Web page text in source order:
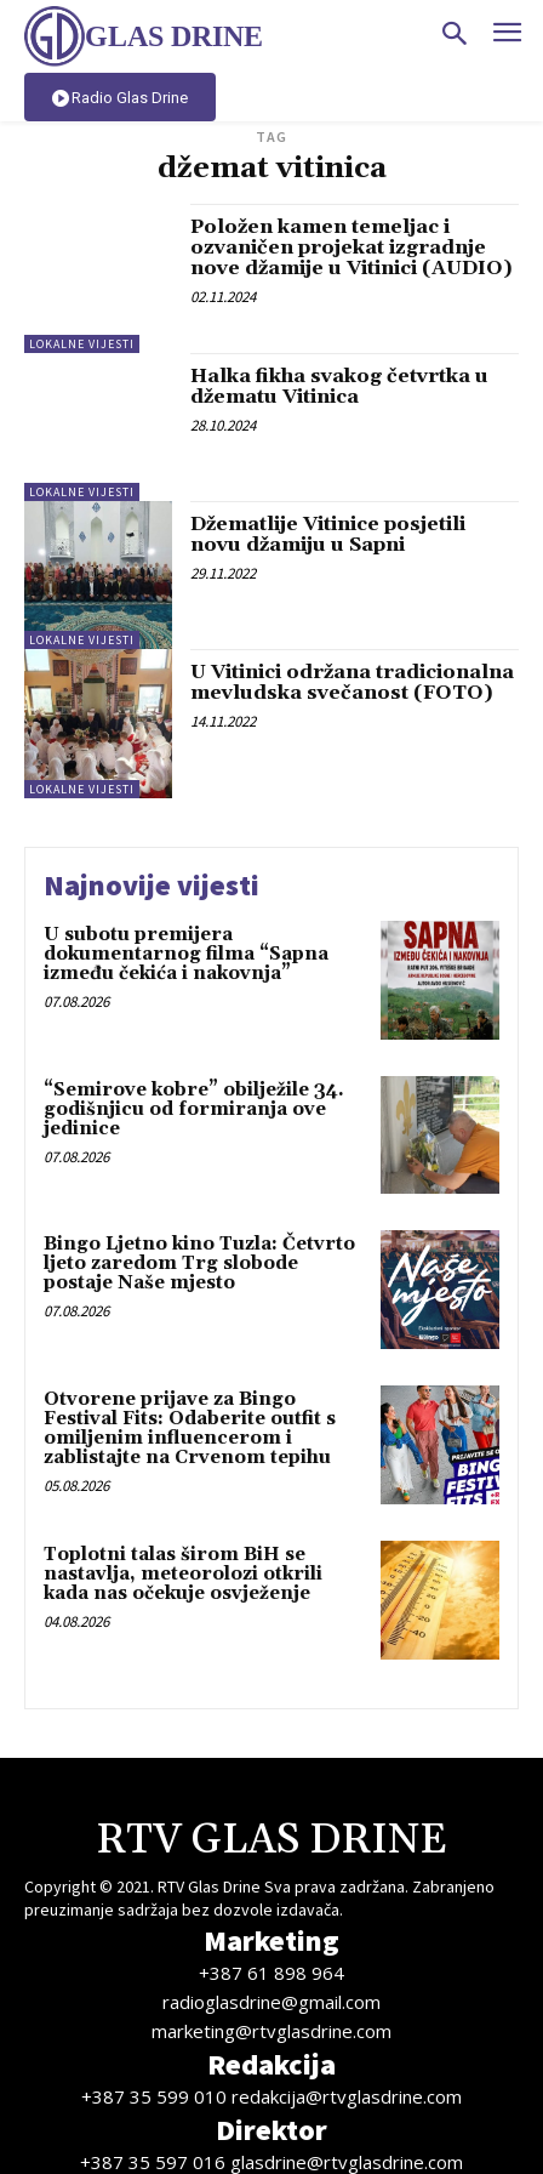
GLAS DRINE
Radio Glas Drine
TAG
džemat vitinica
LOKALNE VIJESTI
Položen kamen temeljac i
ozvaničen projekat izgradnje
nove džamije u Vitinici (AUDIO)
02.11.2024
LOKALNE VIJESTI
Halka fikha svakog četvrtka u
džematu Vitinica
28.10.2024
LOKALNE VIJESTI
Džematlije Vitinice posjetili
novu džamiju u Sapni
29.11.2022
LOKALNE VIJESTI
U Vitinici održana tradicionalna
mevludska svečanost (FOTO)
14.11.2022
Najnovije vijesti
U subotu premijera
dokumentarnog filma “Sapna
između čekića i nakovnja”
07.08.2026
“Semirove kobre” obilježile 34.
godišnjicu od formiranja ove
jedinice
07.08.2026
Bingo Ljetno kino Tuzla: Četvrto
ljeto zaredom Trg slobode
postaje Naše mjesto
07.08.2026
Otvorene prijave za Bingo
Festival Fits: Odaberite outfit s
omiljenim influencerom i
zablistajte na Crvenom tepihu
05.08.2026
Toplotni talas širom BiH se
nastavlja, meteorolozi otkrili
kada nas očekuje osvježenje
04.08.2026
RTV GLAS DRINE
Copyright © 2021. RTV Glas Drine Sva prava zadržana. Zabranjeno
preuzimanje sadržaja bez dozvole izdavača.
Marketing
+387 61 898 964
radioglasdrine@gmail.com
marketing@rtvglasdrine.com
Redakcija
+387 35 599 010 redakcija@rtvglasdrine.com
Direktor
+387 35 597 016 glasdrine@rtvglasdrine.com